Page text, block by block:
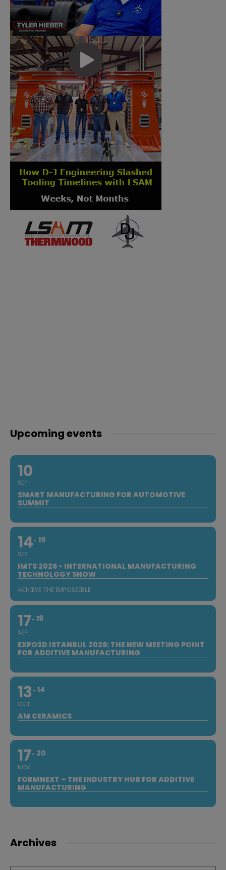
Upcoming events
10
SEP
SMART MANUFACTURING FOR AUTOMOTIVE
SUMMIT
14
SEP
19
IMTS 2026 - INTERNATIONAL MANUFACTURING
TECHNOLOGY SHOW
ACHIEVE THE IMPOSSIBLE
17
SEP
19
EXPO3D ISTANBUL 2026: THE NEW MEETING POINT
FOR ADDITIVE MANUFACTURING
13
OCT
14
AM CERAMICS
17
NOV
20
FORMNEXT – THE INDUSTRY HUB FOR ADDITIVE
MANUFACTURING
Archives
Archives